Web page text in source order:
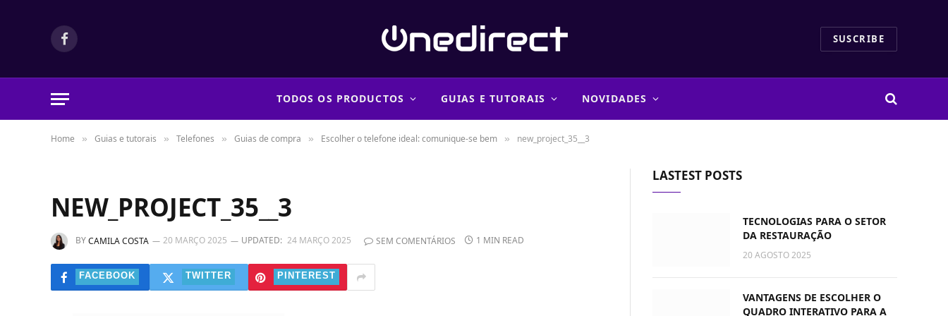
Facebook SUSCRIBE
TODOS OS PRODUCTOS GUIAS E TUTORAIS NOVIDADES
Home » Guias e tutorais » Telefones » Guias de compra » Escolher o telefone ideal: comunique-se bem » new_project_35__3
NEW_PROJECT_35__3
BYCAMILA COSTA 20 MARÇO 2025 UPDATED: 24 MARÇO 2025 SEM COMENTÁRIOS 1 MIN READ
FACEBOOK TWITTER PINTEREST
LASTEST POSTS
TECNOLOGIAS PARA O SETOR
DA RESTAURAÇÃO
20 AGOSTO 2025
VANTAGENS DE ESCOLHER O
QUADRO INTERATIVO PARA A